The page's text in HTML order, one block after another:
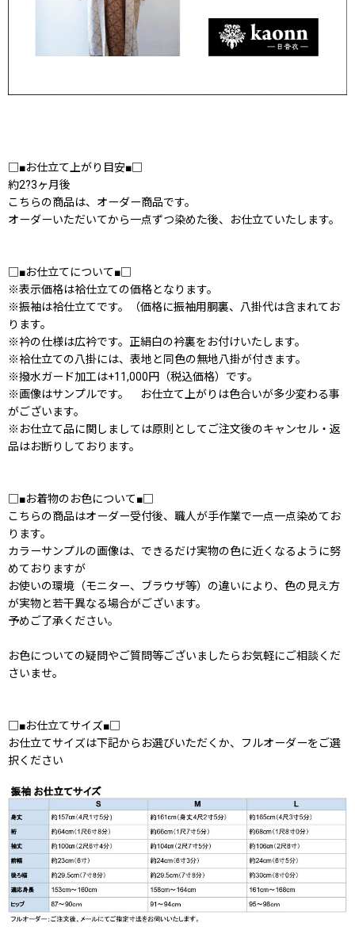
□■お仕立て上がり目安■□
約2?3ヶ月後
こちらの商品は、オーダー商品です。
オーダーいただいてから一点ずつ染めた後、お仕立ていたします。
□■お仕立てについて■□
※表示価格は袷仕立ての価格となります。
※振袖は袷仕立てです。（価格に振袖用胴裏、八掛代は含まれてお
ります。
※衿の仕様は広衿です。正絹白の衿裏をお付けいたします。
※袷仕立ての八掛には、表地と同色の無地八掛が付きます。
※撥水ガード加工は+11,000円（税込価格）です。
※画像はサンプルです。 お仕立て上がりは色合いが多少変わる事
がございます。
※お仕立て品に関しましては原則としてご注文後のキャンセル・返
品はお断りしております。
□■お着物のお色について■□
こちらの商品はオーダー受付後、職人が手作業で一点一点染めてお
ります。
カラーサンプルの画像は、できるだけ実物の色に近くなるように努
めておりますが
お使いの環境（モニター、ブラウザ等）の違いにより、色の見え方
が実物と若干異なる場合がございます。
予めご了承ください。
お色についての疑問やご質問等ございましたらお気軽にご相談くだ
さいませ。
□■お仕立てサイズ■□
お仕立てサイズは下記からお選びいただくか、フルオーダーをご選
択ください